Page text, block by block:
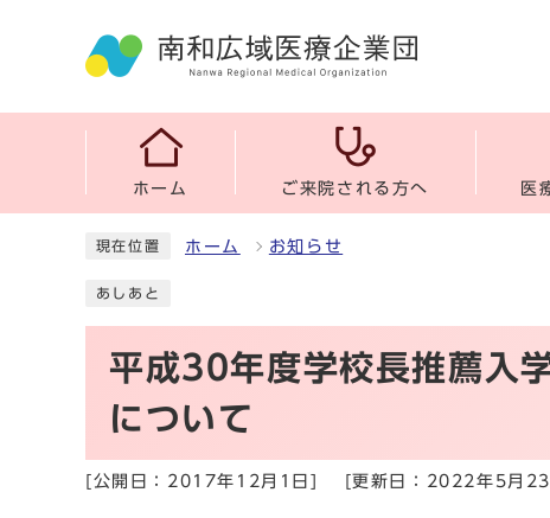
ホーム ご来院される方へ 医
現在位置 ホーム お知らせ
あしあと
平成30年度学校長推薦入
について
[公開日：2017年12月1日] [更新日：2022年5月23